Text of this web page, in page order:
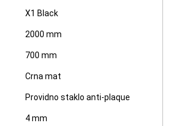
X1 Black
2000 mm
700 mm
Crna mat
Providno staklo anti-plaque
4 mm